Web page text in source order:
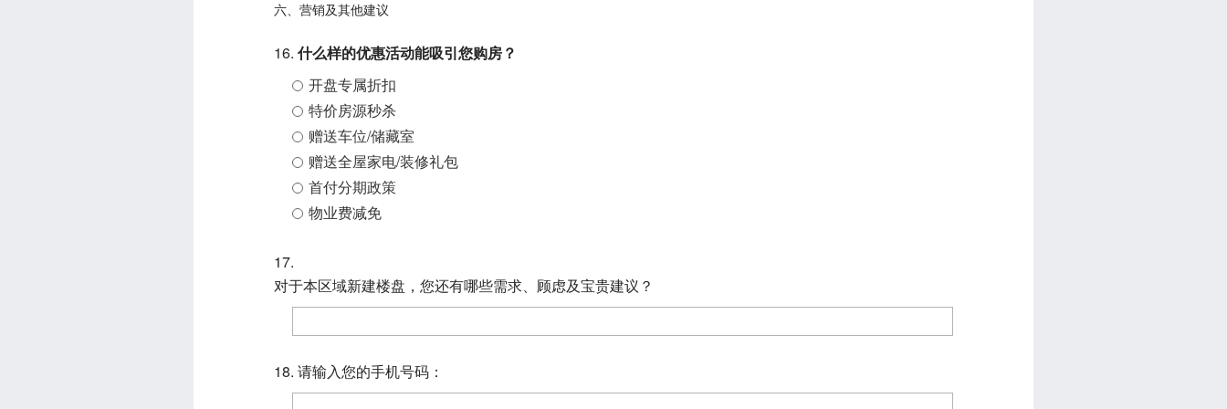
六、营销及其他建议
16. 什么样的优惠活动能吸引您购房？
开盘专属折扣
特价房源秒杀
赠送车位/储藏室
赠送全屋家电/装修礼包
首付分期政策
物业费减免
17.
对于本区域新建楼盘，您还有哪些需求、顾虑及宝贵建议？
18. 请输入您的手机号码：